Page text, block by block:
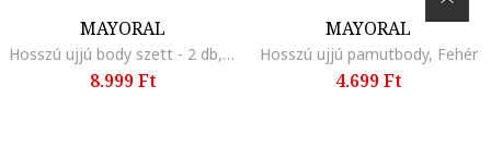
MAYORAL
Hosszú ujjú body szett - 2 db, Pasztellzöld
8.999 Ft
MAYORAL
Hosszú ujjú pamutbody, Fehér
4.699 Ft